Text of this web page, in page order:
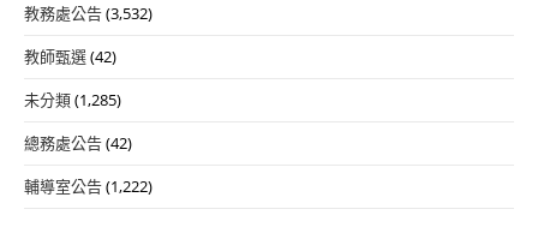
教務處公告(3,532)
教師甄選(42)
未分類(1,285)
總務處公告(42)
輔導室公告(1,222)